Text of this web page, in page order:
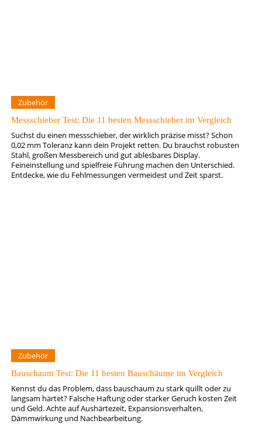
Zubehör
Messschieber Test: Die 11 besten Messschieber im Vergleich
Suchst du einen messschieber, der wirklich präzise misst? Schon
0,02 mm Toleranz kann dein Projekt retten. Du brauchst robusten
Stahl, großen Messbereich und gut ablesbares Display.
Feineinstellung und spielfreie Führung machen den Unterschied.
Entdecke, wie du Fehlmessungen vermeidest und Zeit sparst.
Zubehör
Bauschaum Test: Die 11 besten Bauschäume im Vergleich
Kennst du das Problem, dass bauschaum zu stark quillt oder zu
langsam härtet? Falsche Haftung oder starker Geruch kosten Zeit
und Geld. Achte auf Aushärtezeit, Expansionsverhalten,
Dämmwirkung und Nachbearbeitung.